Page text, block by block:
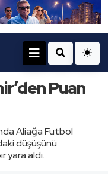
Puan
Aliağa Futbol
düşüşünü
yara aldı.